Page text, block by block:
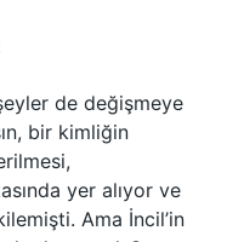
de değişmeye
bir kimliğin
yer alıyor ve
Ama İncil’in